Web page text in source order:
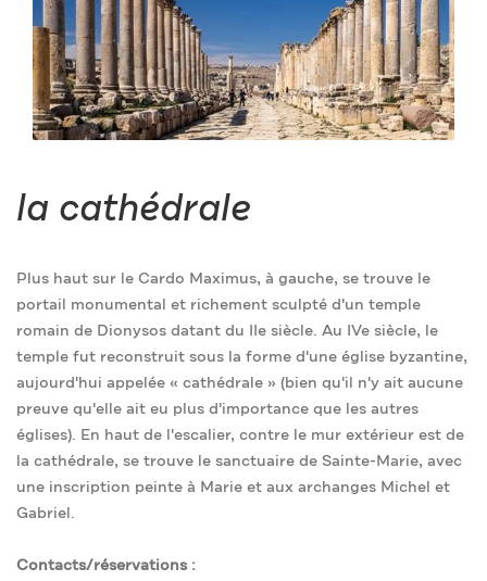
la cathédrale
Plus haut sur le Cardo Maximus, à gauche, se trouve le
portail monumental et richement sculpté d'un temple
romain de Dionysos datant du IIe siècle. Au IVe siècle, le
temple fut reconstruit sous la forme d'une église byzantine,
aujourd'hui appelée « cathédrale » (bien qu'il n'y ait aucune
preuve qu'elle ait eu plus d'importance que les autres
églises). En haut de l'escalier, contre le mur extérieur est de
la cathédrale, se trouve le sanctuaire de Sainte-Marie, avec
une inscription peinte à Marie et aux archanges Michel et
Gabriel.
Contacts/réservations :